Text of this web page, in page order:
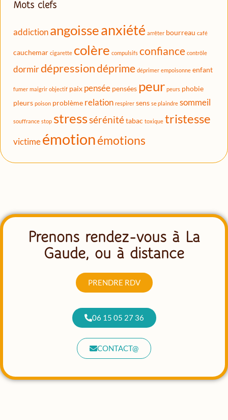
Mots clefs
addictionangoisseanxiété arrêter bourreau café
cauchemar cigarette colère compulsifs confiance contrôle
dormirdépressiondéprime déprimer empoisonne enfant
fumer maigrir objectif paix pensée pensées peur peurs phobie
pleurs poison problème relation respirer sens se plaindre sommeil
souffrance stop stresssérénitétabac toxique tristesse
victimeémotionémotions
Prenons rendez-vous à La
Gaude, ou à distance
PRENDRE RDV
06 15 05 27 36
CONTACT@